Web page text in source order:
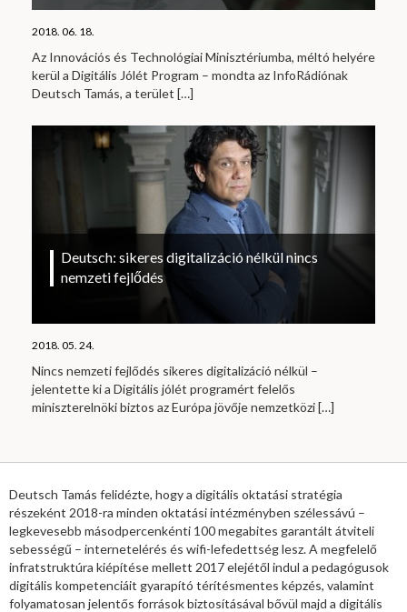
2018. 06. 18.
Az Innovációs és Technológiai Minisztériumba, méltó helyére
kerül a Digitális Jólét Program – mondta az InfoRádiónak
Deutsch Tamás, a terület […]
Deutsch: sikeres digitalizáció nélkül nincs
nemzeti fejlődés
2018. 05. 24.
Nincs nemzeti fejlődés sikeres digitalizáció nélkül –
jelentette ki a Digitális jólét programért felelős
miniszterelnöki biztos az Európa jövője nemzetközi[…]
Deutsch Tamás felidézte, hogy a digitális oktatási stratégia
részeként 2018-ra minden oktatási intézményben szélessávú –
legkevesebb másodpercenkénti 100 megabites garantált átviteli
sebességű – internetelérés és wifi-lefedettség lesz. A megfelelő
infratstruktúra kiépítése mellett 2017 elejétől indul a pedagógusok
digitális kompetenciáit gyarapító térítésmentes képzés, valamint
folyamatosan jelentős források biztosításával bővül majd a digitális